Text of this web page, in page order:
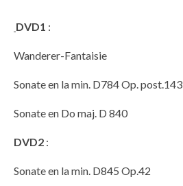
DVD1 :
Wanderer-Fantaisie
Sonate en la min. D784 Op. post.143
Sonate en Do maj. D 840
DVD2 :
Sonate en la min. D845 Op.42